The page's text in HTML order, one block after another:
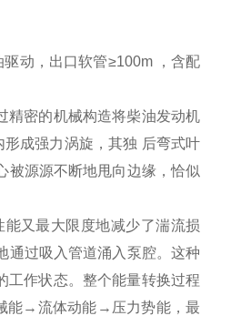
动，出口软管≥100m ，含配
精密的机械构造将柴油发动机
成强力涡旋，其独 后弯式叶
被源源不断地甩向边缘，恰似
又最大限度地减少了湍流损
通过吸入管道涌入泵腔。这种
工作状态。整个能量转换过程
能→流体动能→压力势能，最